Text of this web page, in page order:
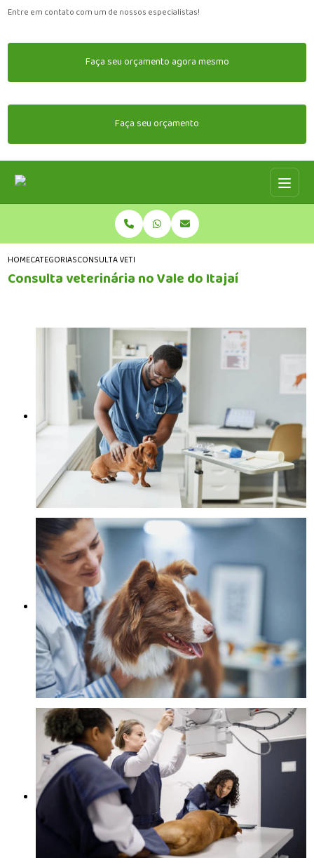
Entre em contato com um de nossos especialistas!
Faça seu orçamento agora mesmo
Faça seu orçamento
HOMECATEGORIASCONSULTA VETERINÁRIA NO VALE DO ITAJAÍ
Consulta veterinária no Vale do Itajaí